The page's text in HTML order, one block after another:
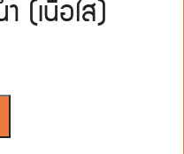
(เนื้อใส)